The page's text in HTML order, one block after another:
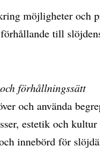
möjligheter och
till
förhållningssätt
och använda
estetik och
innebörd för